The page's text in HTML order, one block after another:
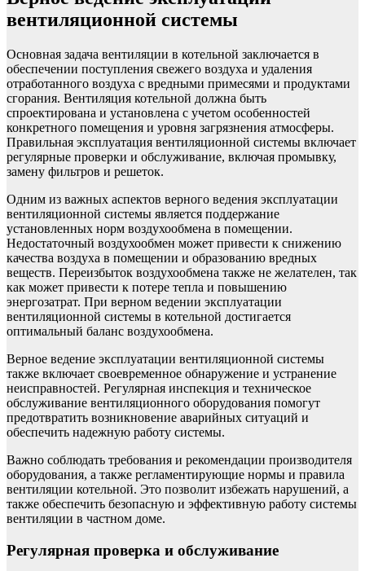
вентиляционной системы
Основная задача вентиляции в котельной заключается в
обеспечении поступления свежего воздуха и удаления
отработанного воздуха с вредными примесями и продуктами
сгорания. Вентиляция котельной должна быть
спроектирована и установлена с учетом особенностей
конкретного помещения и уровня загрязнения атмосферы.
Правильная эксплуатация вентиляционной системы включает
регулярные проверки и обслуживание, включая промывку,
замену фильтров и решеток.
Одним из важных аспектов верного ведения эксплуатации
вентиляционной системы является поддержание
установленных норм воздухообмена в помещении.
Недостаточный воздухообмен может привести к снижению
качества воздуха в помещении и образованию вредных
веществ. Переизбыток воздухообмена также не желателен, так
как может привести к потере тепла и повышению
энергозатрат. При верном ведении эксплуатации
вентиляционной системы в котельной достигается
оптимальный баланс воздухообмена.
Верное ведение эксплуатации вентиляционной системы
также включает своевременное обнаружение и устранение
неисправностей. Регулярная инспекция и техническое
обслуживание вентиляционного оборудования помогут
предотвратить возникновение аварийных ситуаций и
обеспечить надежную работу системы.
Важно соблюдать требования и рекомендации производителя
оборудования, а также регламентирующие нормы и правила
вентиляции котельной. Это позволит избежать нарушений, а
также обеспечить безопасную и эффективную работу системы
вентиляции в частном доме.
Регулярная проверка и обслуживание